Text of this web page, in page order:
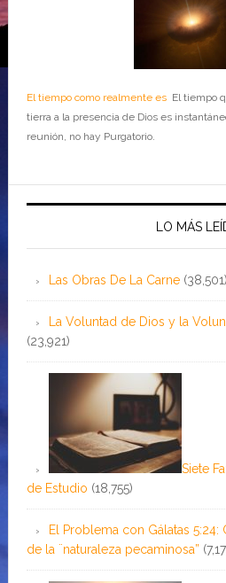
El tiempo como realmente esEl tiempo
tierra a la presencia de Dios es
reunión, no hay Purgatorio.
LO MÁS
Las Obras De La Carne (38,501)
La Voluntad de Dios y la
(23,921)
Siete
de Estudio (18,755)
El Problema con Gálatas 5:24:
de la ¨naturaleza pecaminosa”